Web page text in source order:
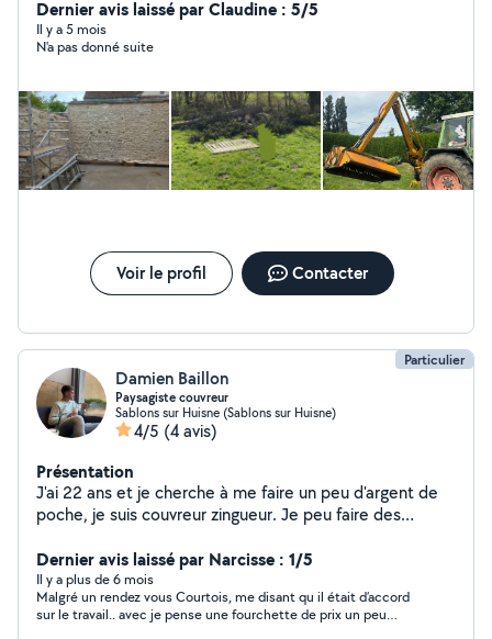
Encombrants, objets divers Tas de branches, bois,
ferraille Évacuation vers déchetterie Entretien extérieur
: Tonte de pelouse Débroussaillage de terrains Taille de
Dernier avis laissé par Claudine : 5/5
Il y a 5 mois
N'a pas donné suite
Voir le profil Contacter
Particulier
Damien Baillon
Paysagiste couvreur
Sablons sur Huisne (Sablons sur Huisne)
4/5 (4 avis)
Présentation
J'ai 22 ans et je cherche à me faire un peu d'argent de
poche, je suis couvreur zingueur. Je peu faire des
Pose de velux et volet roulant électrique
Dernier avis laissé par Narcisse : 1/5
Il y a plus de 6 mois
Malgré un rendez vous Courtois, me disant qu il était d’accord
sur le travail.. avec je pense une fourchette de prix un peu